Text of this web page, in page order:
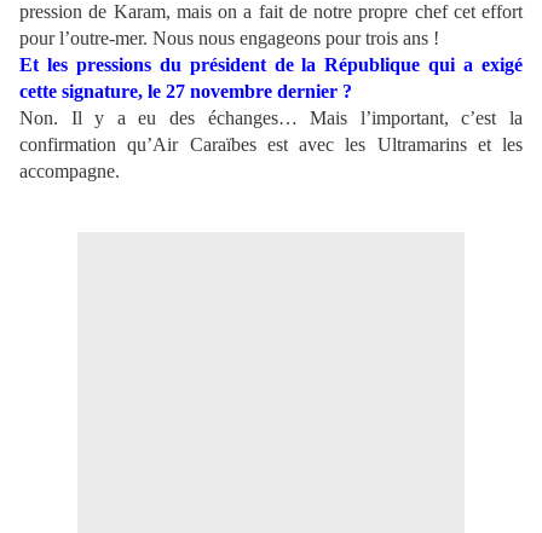
pression de Karam, mais on a fait de notre propre chef cet effort
pour l’outre-mer. Nous nous engageons pour trois ans !
Et les pressions du président de la République qui a exigé
cette signature, le 27 novembre dernier ?
Non. Il y a eu des échanges… Mais l’important, c’est la
confirmation qu’Air Caraïbes est avec les Ultramarins et les
accompagne.